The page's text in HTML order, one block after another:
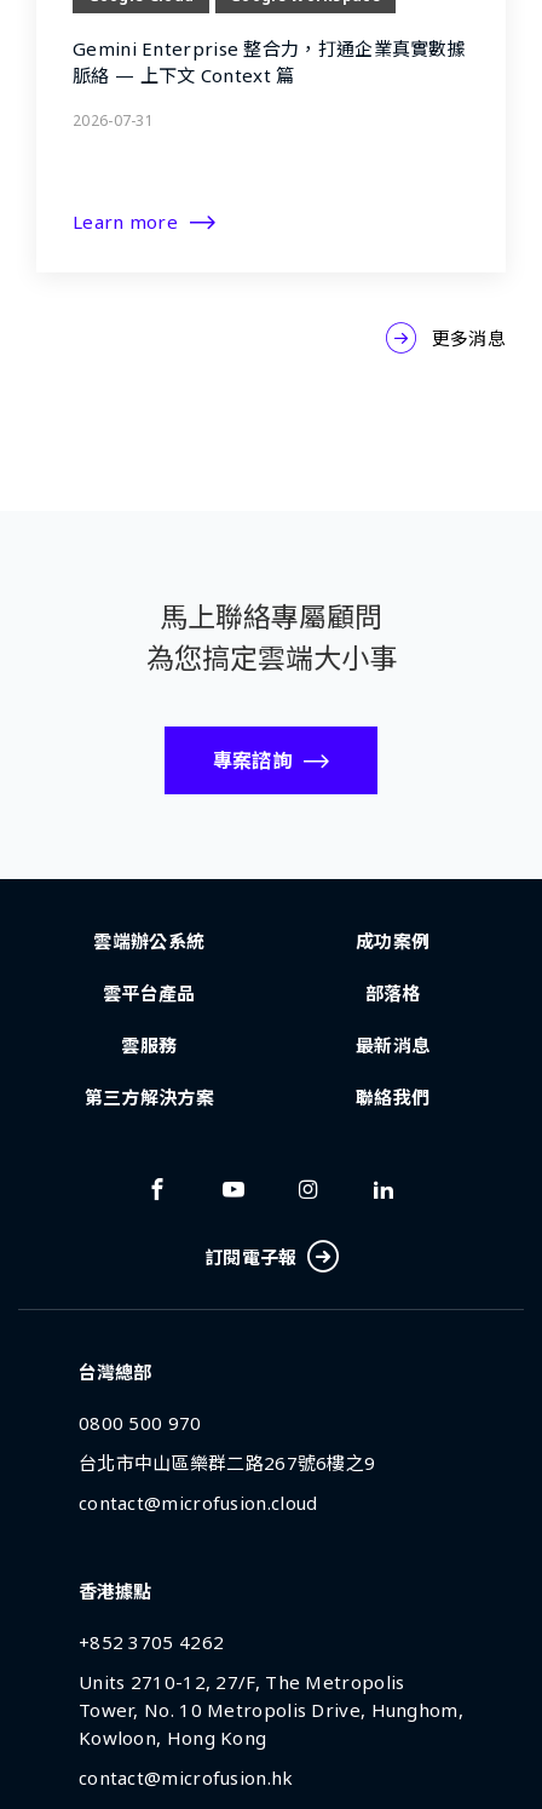
Gemini Enterprise 整合力，打通企業真實數據
脈絡 — 上下文 Context 篇
2026-07-31
Learn more
更多消息
馬上聯絡專屬顧問
為您搞定雲端大小事
專案諮詢
雲端辦公系統
雲平台產品
雲服務
第三方解決方案
成功案例
部落格
最新消息
聯絡我們
訂閱電子報
台灣總部
0800 500 970
台北市中山區樂群二路267號6樓之9
contact@microfusion.cloud
香港據點
+852 3705 4262
Units 2710-12, 27/F, The Metropolis
Tower, No. 10 Metropolis Drive, Hunghom,
Kowloon, Hong Kong
contact@microfusion.hk